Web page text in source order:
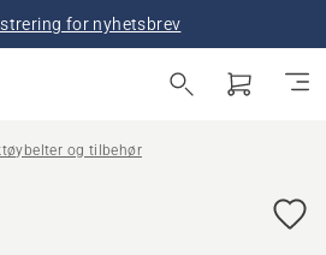
for nyhetsbrev
og tilbehør